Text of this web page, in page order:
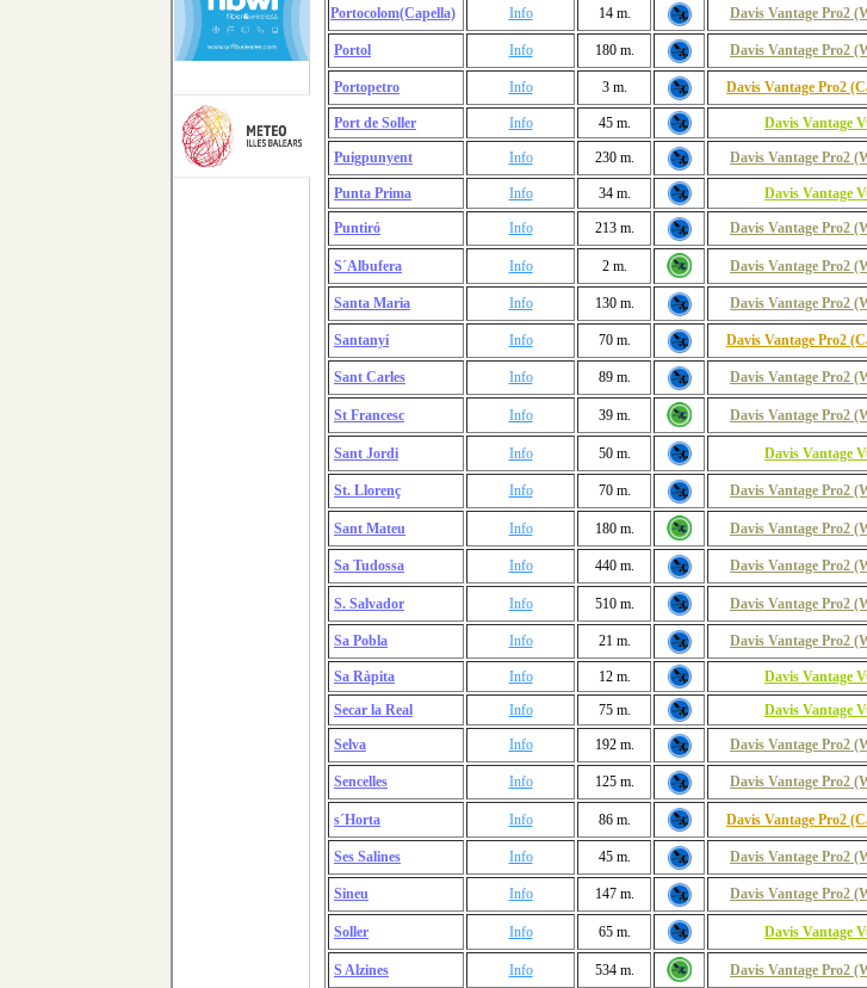
Portocolom(Capella)
Info 14 m. Davis Vantage Pro2
Portol
Info 180 m. Davis Vantage Pro2
Portopetro
Info 3 m. Davis Vantage Pro2
Port de Soller
Info 45 m. Davis Vantage
Puigpunyent Info 230 m. Davis Vantage Pro2
Punta Prima
Info 34 m. Davis Vantage
Puntiró Info 213 m. Davis Vantage Pro2
S´Albufera
Info 2 m. Davis Vantage Pro2
Santa Maria
Info 130 m. Davis Vantage Pro2
Santanyí
Info 70 m. Davis Vantage Pro2
Sant Carles
Info 89 m. Davis Vantage Pro2
St Francesc
Info 39 m. Davis Vantage Pro2
Sant Jordi
Info 50 m. Davis Vantage
St. Llorenç
Info 70 m. Davis Vantage Pro2
Sant Mateu
Info 180 m. Davis Vantage Pro2
Sa Tudossa
Info 440 m. Davis Vantage Pro2
S. Salvador
Info 510 m. Davis Vantage Pro2
Sa Pobla
Info 21 m. Davis Vantage Pro2
Sa Ràpita
Info 12 m. Davis Vantage
Secar la Real
Info 75 m. Davis Vantage
Selva Info 192 m. Davis Vantage Pro2
Sencelles
Info 125 m. Davis Vantage Pro2
s´Horta
Info 86 m. Davis Vantage Pro2
Ses Salines
Info 45 m. Davis Vantage Pro2
Sineu
Info 147 m. Davis Vantage Pro2
Soller
Info 65 m. Davis Vantage
S Alzines
Info 534 m. Davis Vantage Pro2